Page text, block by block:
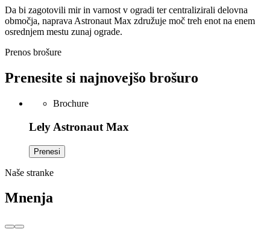
Da bi zagotovili mir in varnost v ogradi ter centralizirali delovna
območja, naprava Astronaut Max združuje moč treh enot na enem
osrednjem mestu zunaj ograde.
Prenos brošure
Prenesite si najnovejšo brošuro
Brochure
Lely Astronaut Max
Prenesi
Naše stranke
Mnenja